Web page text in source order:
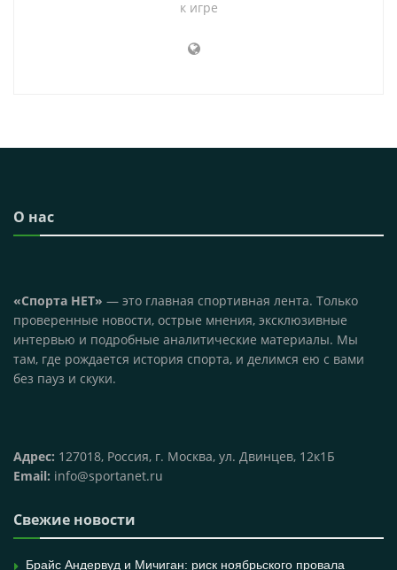
к игре
О нас
«Спорта НЕТ» — это главная спортивная лента. Только
проверенные новости, острые мнения, эксклюзивные
интервью и подробные аналитические материалы. Мы
там, где рождается история спорта, и делимся ею с вами
без пауз и скуки.
Адрес: 127018, Россия, г. Москва, ул. Двинцев, 12к1Б
Email: info@sportanet.ru
Свежие новости
Брайс Андервуд и Мичиган: риск ноябрьского провала